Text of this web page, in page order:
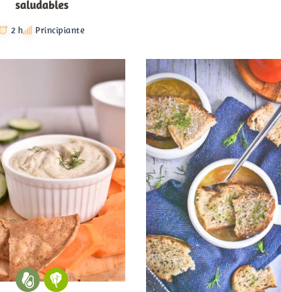
saludables
2 h Principiante